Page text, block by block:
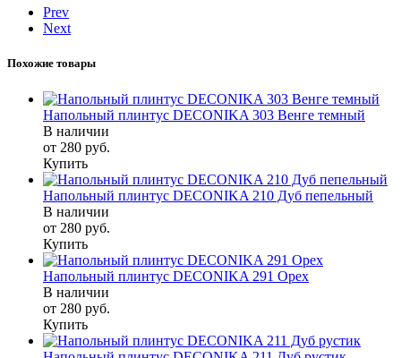
Prev
Next
Похожие товары
Напольный плинтус DECONIKA 303 Венге темный
В наличии
от 280 руб.
Купить
Напольный плинтус DECONIKA 210 Дуб пепельный
В наличии
от 280 руб.
Купить
Напольный плинтус DECONIKA 291 Орех
В наличии
от 280 руб.
Купить